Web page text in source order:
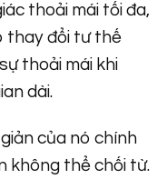
thoải mái tối đa,
thay đổi tư thế
thoải mái khi
dài.
của nó chính
không thể chối từ.